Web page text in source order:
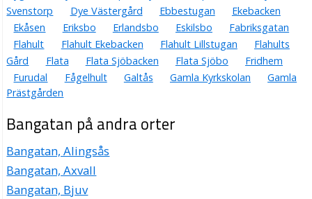
Svenstorp
Dye Västergård Ebbestugan
Ekebacken
Ekåsen
Eriksbo Erlandsbo Eskilsbo
Fabriksgatan
Flahult
Flahult Ekebacken Flahult Lillstugan
Flahults
Gård
Flata Flata Sjöbacken Flata Sjöbo
Fridhem
Furudal
Fågelhult Galtås Gamla Kyrkskolan
Gamla
Prästgården
Bangatan på andra orter
Bangatan, Alingsås
Bangatan, Axvall
Bangatan, Bjuv